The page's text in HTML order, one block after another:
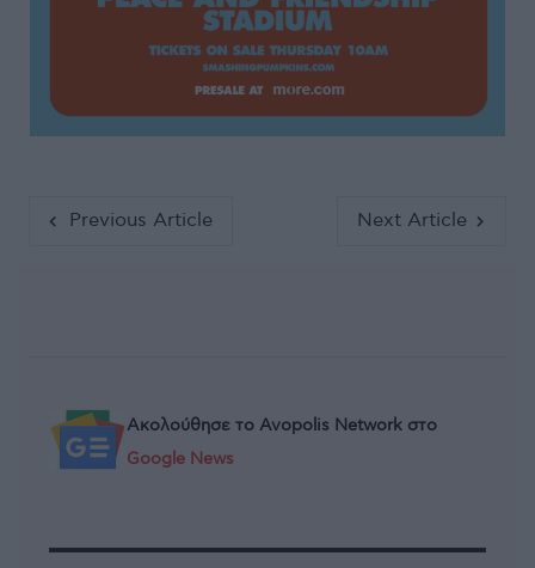
Previous Article Next Article
Ακολούθησε το Avopolis Network στο
Google News